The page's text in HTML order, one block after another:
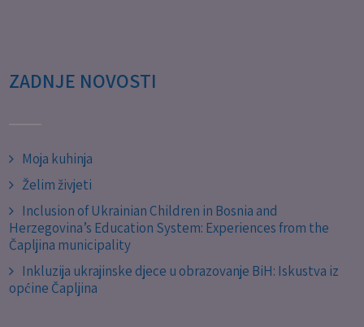
ZADNJE NOVOSTI
Moja kuhinja
Želim živjeti
Inclusion of Ukrainian Children in Bosnia and
Herzegovina’s Education System: Experiences from the
Čapljina municipality
Inkluzija ukrajinske djece u obrazovanje BiH: Iskustva iz
općine Čapljina